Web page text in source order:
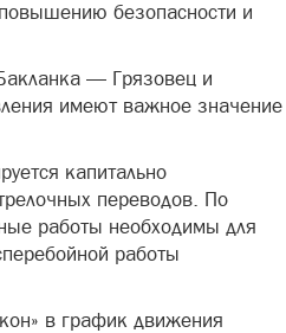
безопасности и
— Грязовец и
имеют важное значение
капитально
переводов. По
работы необходимы для
работы
в график движения